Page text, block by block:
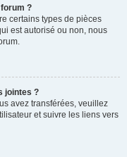
?
certains types de pièces
est autorisé ou non, nous
jointes ?
avez transférées, veuillez
et suivre les liens vers